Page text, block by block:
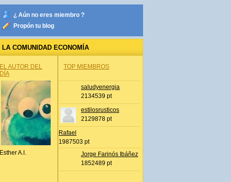
¿ Aún no eres miembro ?
Propón tu blog
LA COMUNIDAD ECONOMÍA
EL AUTOR DEL
DÍA
Esther A.l.
TOP MIEMBROS
saludyenergia
2134539 pt
estilosrusticos
2129878 pt
Rafael
1987503 pt
Jorge Farinós Ibáñez
1852489 pt